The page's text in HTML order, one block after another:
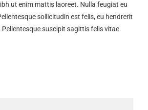
ut enim mattis laoreet. Nulla feugiat eu
sollicitudin est felis, eu hendrerit
suscipit sagittis felis vitae